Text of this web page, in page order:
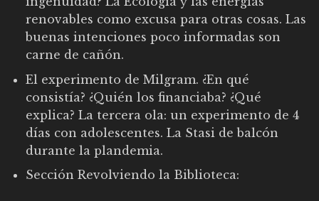
renovables como excusa para otras cosas. Las
buenas intenciones poco informadas son
carne de cañón.
El experimento de Milgram. ¿En qué
consistía? ¿Quién los financiaba? ¿Qué
explica? La tercera ola: un experimento de 4
días con adolescentes. La Stasi de balcón
durante la plandemia.
Sección Revolviendo la Biblioteca: